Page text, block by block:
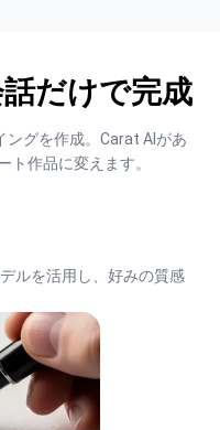
だけで完成
グを作成。Carat AIがあ
ト作品に変えます。
ルを活用し、好みの質感